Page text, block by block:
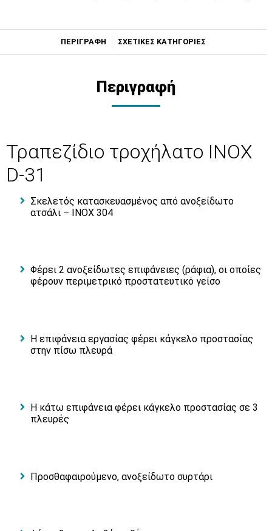
ΠΕΡΙΓΡΑΦΗ ΣΧΕΤΙΚΕΣ ΚΑΤΗΓΟΡΙΕΣ
Περιγραφή
Τραπεζίδιο τροχήλατο INOX
D-31
Σκελετός κατασκευασμένος από ανοξείδωτο
ατσάλι – INOX 304
Φέρει 2 ανοξείδωτες επιφάνειες (ράφια), οι οποίες
φέρουν περιμετρικό προστατευτικό γείσο
Η επιφάνεια εργασίας φέρει κάγκελο προστασίας
στην πίσω πλευρά
Η κάτω επιφάνεια φέρει κάγκελο προστασίας σε 3
πλευρές
Προσθαφαιρούμενο, ανοξείδωτο συρτάρι